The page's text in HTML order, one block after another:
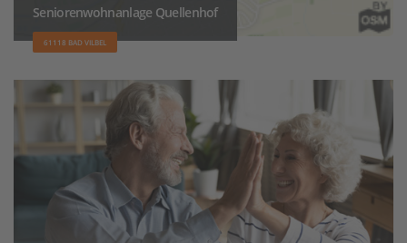
Seniorenwohnanlage Quellenhof
61118 BAD VILBEL